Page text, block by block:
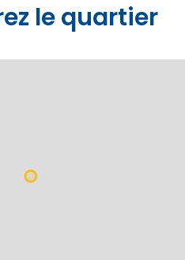
le quartier